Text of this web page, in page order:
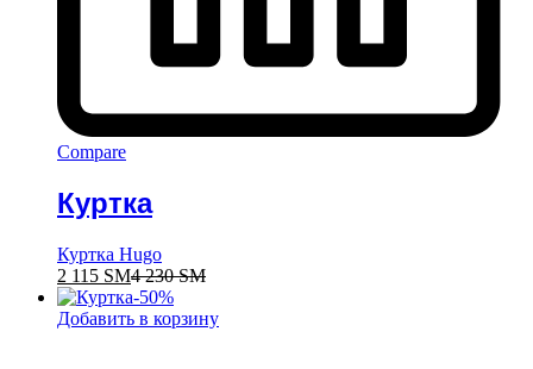
Compare
Куртка
Куртка Hugo
2 115 ЅМ4 230ЅМ
-50%
Добавить в корзину